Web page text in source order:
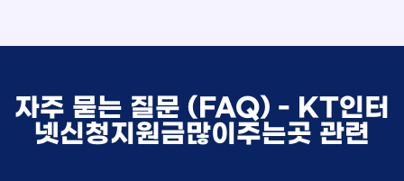
자주 묻는 질문 (FAQ) - KT인터
넷신청지원금많이주는곳 관련